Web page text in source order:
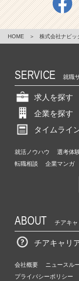
HOME ＞ 株式会社ナビッ
SERVICE 就職
求人を探す
企業を探す
タイムライ
就活ノウハウ 選考体
転職相談
企業マンガ
ABOUT チアキ
チアキャリ
会社概要 ニュースル
プライバシーポリシー